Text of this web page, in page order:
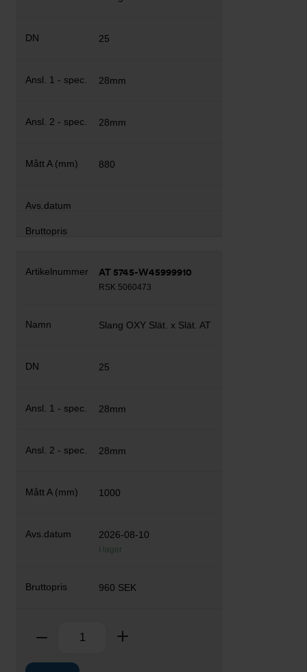
25
28mm
28mm
880
AT 5745-W45999910
RSK 5060473
Slang OXY Slät. x Slät. AT
25
28mm
28mm
1000
2026-08-10
I lager
960 SEK
Ta bort